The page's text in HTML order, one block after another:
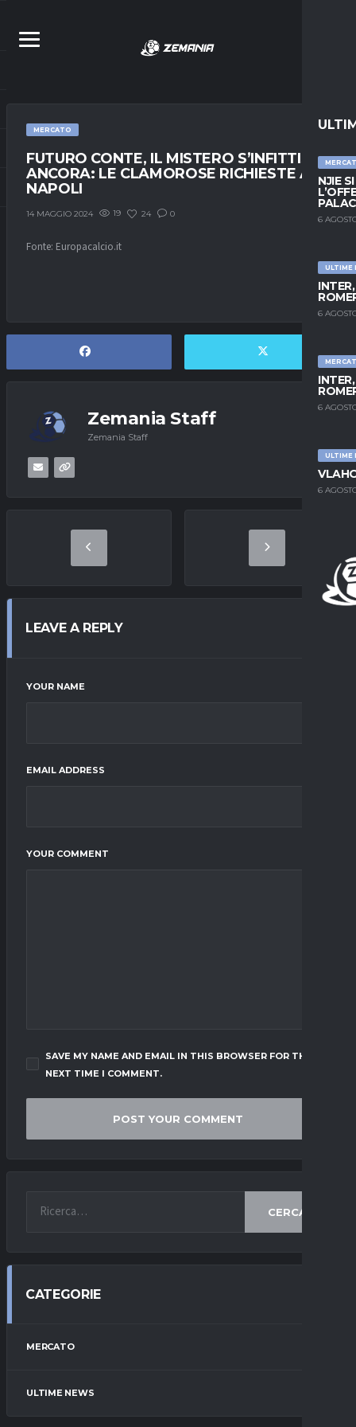
NJIE
6
ULTIME
6
6
ULTIME
6
MERCATO
FUTURO CONTE, IL MISTERO S’INFITTISCE
ANCORA: LE CLAMOROSE RICHIESTE AL
NAPOLI
14 MAGGIO 2024 19 24 0
Fonte: Europacalcio.it
Zemania Staff
Zemania Staff
LEAVE A REPLY
YOUR NAME
EMAIL ADDRESS
YOUR COMMENT
SAVE MY NAME AND EMAIL IN THIS BROWSER FOR THE
NEXT TIME I COMMENT.
CERCA
CATEGORIE
MERCATO
ULTIME NEWS